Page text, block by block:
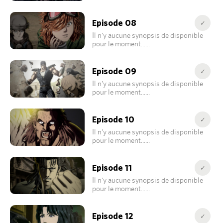
Episode 08 ✓
Il n'y aucune synopsis de disponible
pour le moment...
Episode 09 ✓
Il n'y aucune synopsis de disponible
pour le moment...
Episode 10 ✓
Il n'y aucune synopsis de disponible
pour le moment...
Episode 11 ✓
Il n'y aucune synopsis de disponible
pour le moment...
Episode 12 ✓